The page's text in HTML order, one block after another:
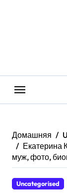
Домашняя
Екатерина
муж, фото,
Uncategorised